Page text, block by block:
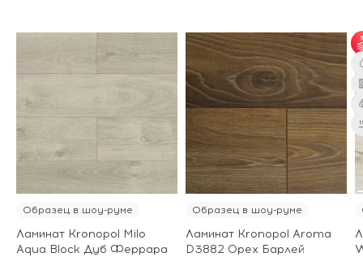
Образец в шоу-руме
Ламинат Kronopol Milo
Aqua Block Дуб Феррара
Образец в шоу-руме
Ламинат Kronopol Aroma
D3882 Орех Барлей